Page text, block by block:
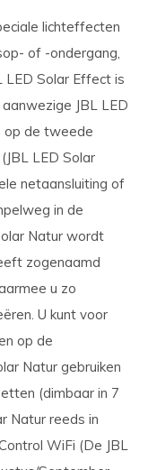
lichteffecten
of -ondergang,
Solar Effect is
JBL LED
op de tweede
LED Solar
netaansluiting of
in de
Natur wordt
zogenaamd
u zo
U kunt voor
op de
Natur gebruiken
(dimbaar in 7
Natur reeds in
WiFi (De JBL